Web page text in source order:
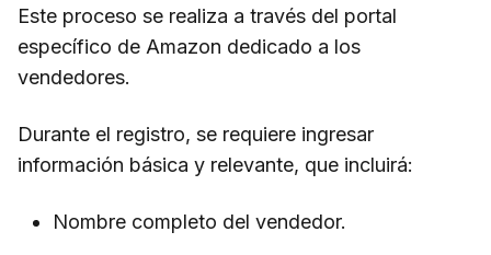
Este proceso se realiza a través del portal
específico de Amazon dedicado a los
vendedores.
Durante el registro, se requiere ingresar
información básica y relevante, que incluirá:
Nombre completo del vendedor.